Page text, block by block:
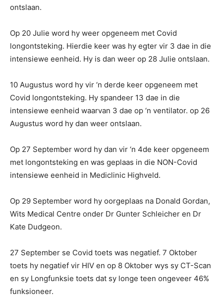
ontslaan.
Op 20 Julie word hy weer opgeneem met Covid
longontsteking. Hierdie keer was hy egter vir 3 dae in die
intensiewe eenheid. Hy is dan weer op 28 Julie ontslaan.
10 Augustus word hy vir ‘n derde keer opgeneem met
Covid longontsteking. Hy spandeer 13 dae in die
intensiewe eenheid waarvan 3 dae op ‘n ventilator. op 26
Augustus word hy dan weer ontslaan.
Op 27 September word hy dan vir ‘n 4de keer opgeneem
met longontsteking en was geplaas in die NON-Covid
intensiewe eenheid in Mediclinic Highveld.
Op 29 September word hy oorgeplaas na Donald Gordan,
Wits Medical Centre onder Dr Gunter Schleicher en Dr
Kate Dudgeon.
27 September se Covid toets was negatief. 7 Oktober
toets hy negatief vir HIV en op 8 Oktober wys sy CT-Scan
en sy Longfunksie toets dat sy longe teen ongeveer 46%
funksioneer.